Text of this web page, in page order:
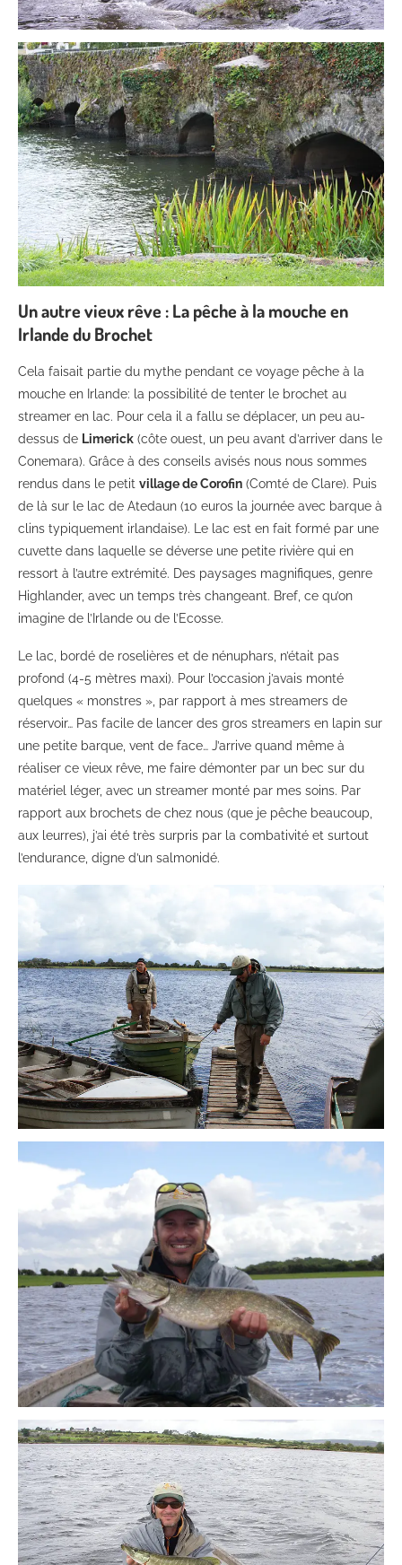
Un autre vieux rêve : La pêche à la mouche en
Irlande du Brochet
Cela faisait partie du mythe pendant ce voyage pêche à la
mouche en Irlande: la possibilité de tenter le brochet au
streamer en lac. Pour cela il a fallu se déplacer, un peu au-
dessus de Limerick (côte ouest, un peu avant d’arriver dans le
Conemara). Grâce à des conseils avisés nous nous sommes
rendus dans le petit village de Corofin (Comté de Clare). Puis
de là sur le lac de Atedaun (10 euros la journée avec barque à
clins typiquement irlandaise). Le lac est en fait formé par une
cuvette dans laquelle se déverse une petite rivière qui en
ressort à l’autre extrémité. Des paysages magnifiques, genre
Highlander, avec un temps très changeant. Bref, ce qu’on
imagine de l’Irlande ou de l’Ecosse.
Le lac, bordé de roselières et de nénuphars, n’était pas
profond (4-5 mètres maxi). Pour l’occasion j’avais monté
quelques « monstres », par rapport à mes streamers de
réservoir… Pas facile de lancer des gros streamers en lapin sur
une petite barque, vent de face… J’arrive quand même à
réaliser ce vieux rêve, me faire démonter par un bec sur du
matériel léger, avec un streamer monté par mes soins. Par
rapport aux brochets de chez nous (que je pêche beaucoup,
aux leurres), j’ai été très surpris par la combativité et surtout
l’endurance, digne d’un salmonidé.